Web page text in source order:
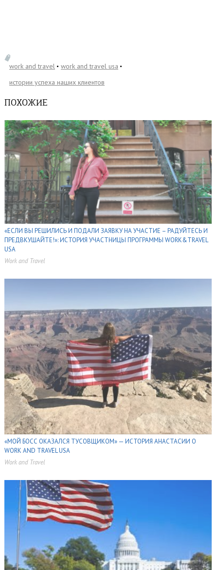
work and travel
work and travel usa
истории успеха наших клиентов
ПОХОЖИЕ
«ЕСЛИ ВЫ РЕШИЛИСЬ И ПОДАЛИ ЗАЯВКУ НА УЧАСТИЕ – РАДУЙТЕСЬ И
ПРЕДВКУШАЙТЕ!»: ИСТОРИЯ УЧАСТНИЦЫ ПРОГРАММЫ WORK&TRAVEL
USA
Work and Travel
«МОЙ БОСС ОКАЗАЛСЯ ТУСОВЩИКОМ» — ИСТОРИЯ АНАСТАСИИ О
WORK AND TRAVEL USA
Work and Travel